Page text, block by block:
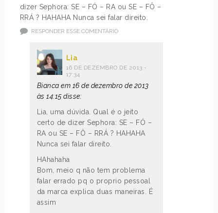
dizer Sephora: SE – FÓ – RA ou SE – FÔ –
RRÁ ? HAHAHA Nunca sei falar direito.
RESPONDER ESSE COMENTÁRIO
Lia
16 DE DEZEMBRO DE 2013 -
17:34
Bianca em 16 de dezembro de 2013
às 14:15 disse:
Lia, uma dúvida. Qual é o jeito
certo de dizer Sephora: SE – FÓ –
RA ou SE – FÔ – RRÁ ? HAHAHA
Nunca sei falar direito.
HAhahaha
Bom, meio q não tem problema
falar errado pq o proprio pessoal
da marca explica duas maneiras. É
assim